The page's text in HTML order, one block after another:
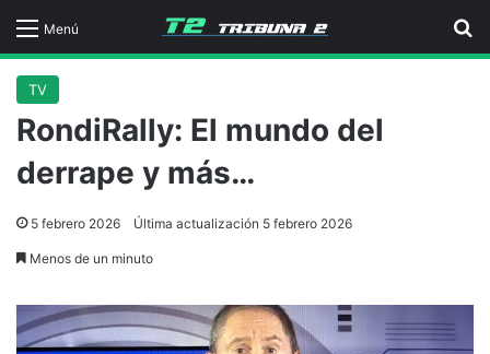
Menú
TV
RondiRally: El mundo del
derrape y más…
5 febrero 2026 Última actualización 5 febrero 2026
Menos de un minuto